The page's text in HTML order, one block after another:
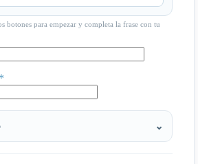
botones para empezar y completa la frase con tu
*